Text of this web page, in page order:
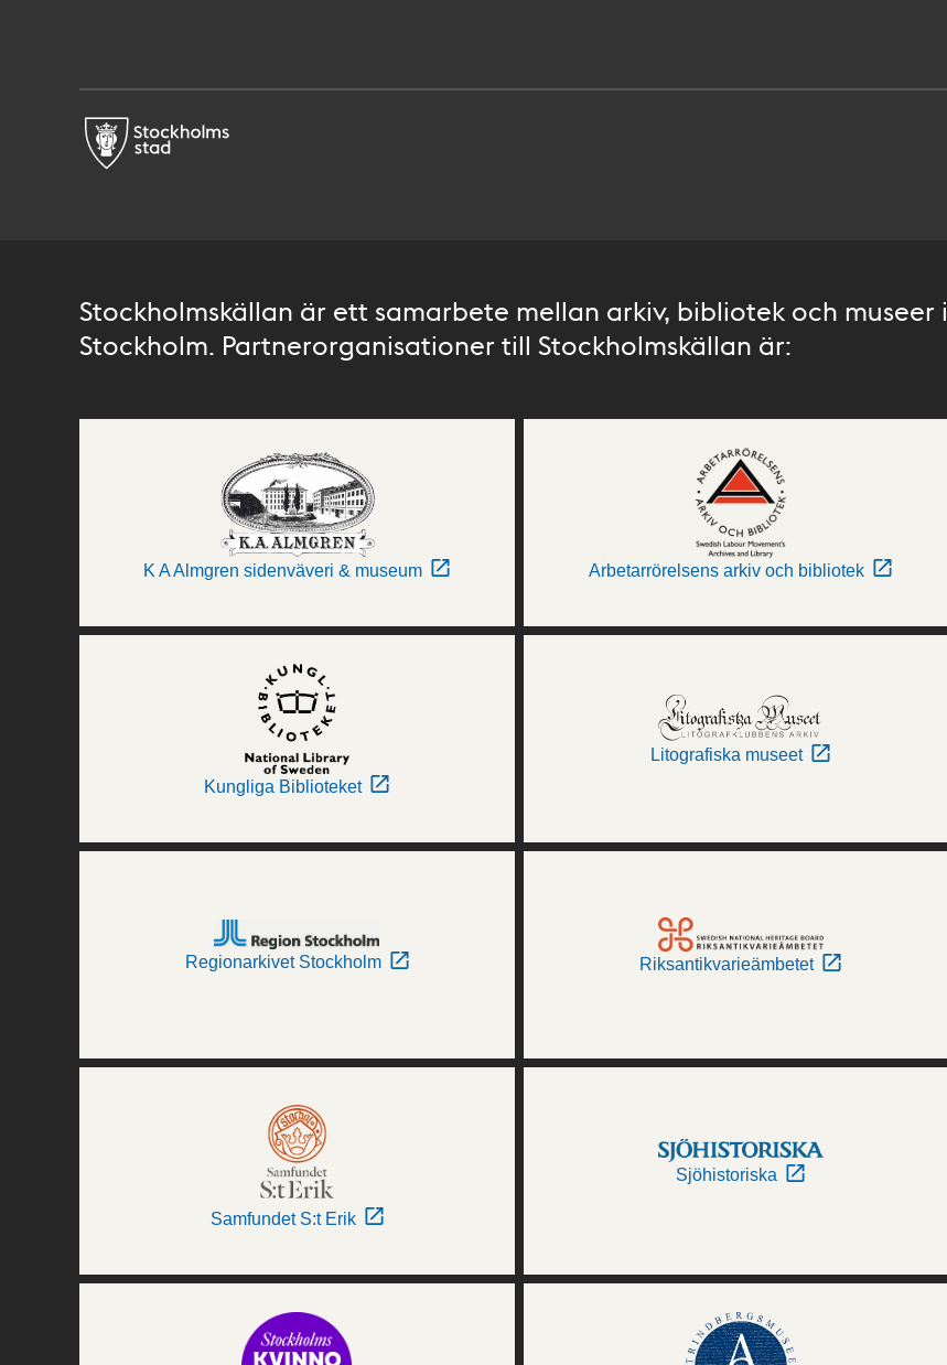
Stockholmskällan är ett samarbete mellan arkiv, bibliotek och museer i
Stockholm. Partnerorganisationer till Stockholmskällan är:
K A Almgren sidenväveri & museum Arbetarrörelsens arkiv och bibliotek
Kungliga Biblioteket
Litografiska museet
Regionarkivet Stockholm Riksantikvarieämbetet
Samfundet S:t Erik
Sjöhistoriska